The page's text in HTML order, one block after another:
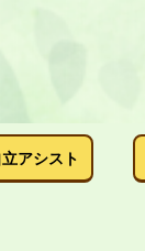
アシスト